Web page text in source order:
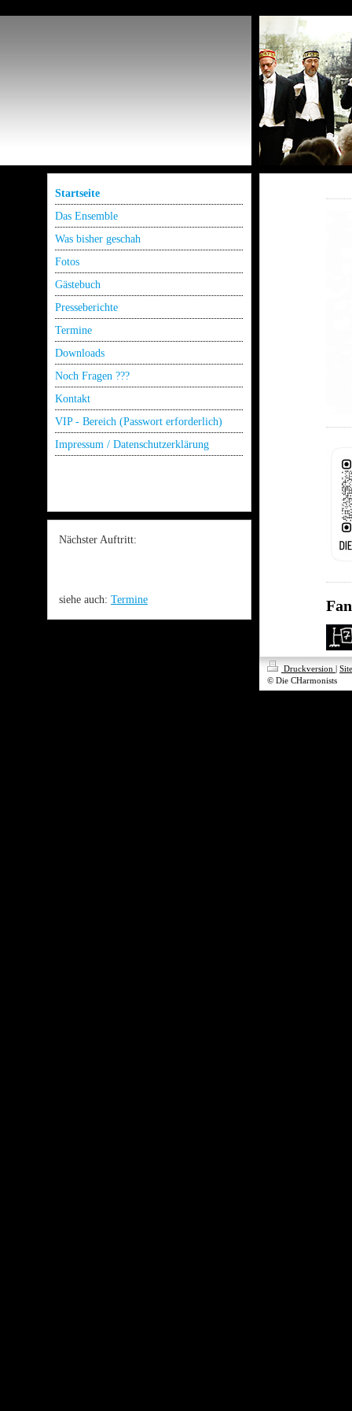
Startseite
Das Ensemble
Was bisher geschah
Fotos
Gästebuch
Presseberichte
Termine
Downloads
Noch Fragen ???
Kontakt
VIP - Bereich (Passwort erforderlich)
Impressum / Datenschutzerklärung
Nächster Auftritt:
siehe auch: Termine
Druckversion |
© Die CHarmonists